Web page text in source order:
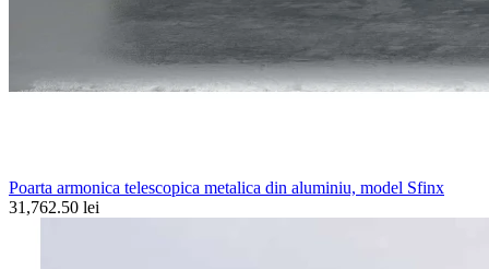
Poarta armonica telescopica metalica din aluminiu, model Sfinx
31,762.50 lei